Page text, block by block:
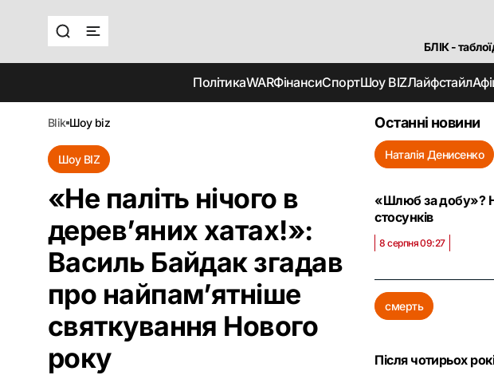
БЛІК -
ПолітикаWARФінансиСпортШоу BIZЛайфстайл
blik шоу biz
Шоу BIZ
«Не паліть нічого в
дерев’яних хатах!‎»:
Василь Байдак згадав
про найпам’ятніше
святкування Нового
року
Останні новини
Наталія Денисенко
«Шлюб за добу»?
стосунків
8 серпня 09:27
смерть
Після чотирьох